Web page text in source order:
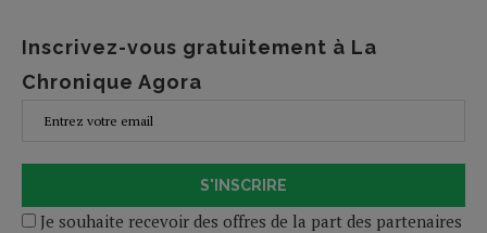
Inscrivez-vous gratuitement à La
Chronique Agora
S'INSCRIRE
Je souhaite recevoir des offres de la part des partenaires